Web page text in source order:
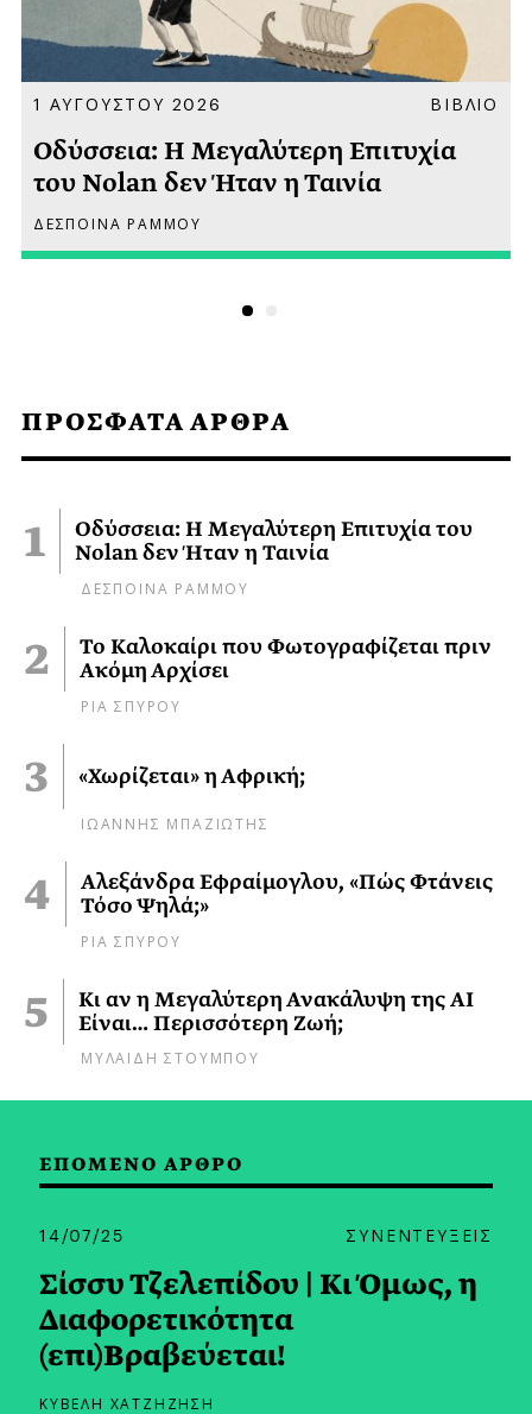
ΠΡΟΣΦΑΤΑ ΑΡΘΡΑ
Οδύσσεια: Η Μεγαλύτερη Επιτυχία του
Nolan δεν Ήταν η Ταινία
ΔΕΣΠΟΙΝΑ ΡΑΜΜΟΥ
Το Καλοκαίρι που Φωτογραφίζεται πριν
Ακόμη Αρχίσει
ΡΙΑ ΣΠΥΡΟΥ
«Χωρίζεται» η Αφρική;
ΙΩΑΝΝΗΣ ΜΠΑΖΙΩΤΗΣ
Αλεξάνδρα Εφραίμογλου, «Πώς Φτάνεις
Τόσο Ψηλά;»
ΡΙΑ ΣΠΥΡΟΥ
Κι αν η Μεγαλύτερη Ανακάλυψη της AI
Είναι… Περισσότερη Ζωή;
ΜΥΛΑΙΔΗ ΣΤΟΥΜΠΟΥ
1 ΑΥΓΟΥΣΤΟΥ 2026 ΒΙΒΛΙΟ
Οδύσσεια: Η Μεγαλύτερη Επιτυχία
του Nolan δεν Ήταν η Ταινία
ΔΕΣΠΟΙΝΑ ΡΑΜΜΟΥ
ΕΠΟΜΕΝΟ ΑΡΘΡΟ
14/07/25 ΣΥΝΕΝΤΕΥΞΕΙΣ
Σίσσυ Τζελεπίδου | Κι Όμως, η
Διαφορετικότητα
(επι)Βραβεύεται!
ΚΥΒΕΛΗ ΧΑΤΖΗΖΗΣΗ